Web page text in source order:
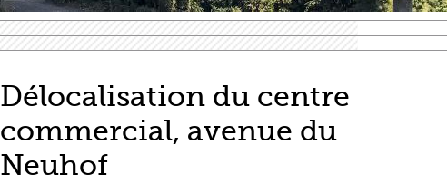
Délocalisation du centre
commercial, avenue du
Neuhof